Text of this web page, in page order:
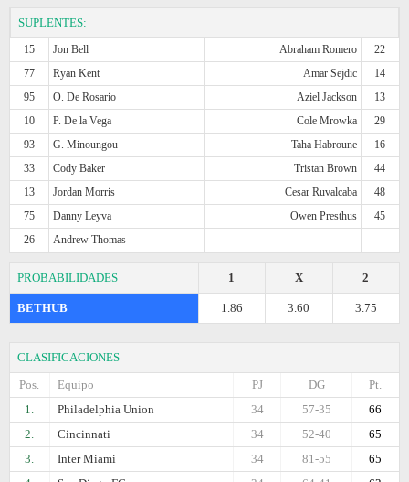
SUPLENTES:
15 Jon Bell Abraham Romero
22
77
Ryan Kent Amar Sejdic
14
95
O. De Rosario Aziel Jackson
13
10
P. De la Vega Cole Mrowka
29
93
G. Minoungou Taha Habroune
16
33
Cody Baker Tristan Brown
44
13
Jordan Morris Cesar Ruvalcaba
48
75
Danny Leyva Owen Presthus
45
26
Andrew Thomas
PROBABILIDADES 2
X
1
BETHUB 3.75
3.60
1.86
CLASIFICACIONES
Pos.
Equipo Pt.
DG
PJ
1.
Philadelphia Union 66
57-35
34
2.
Cincinnati 65
52-40
34
3.
Inter Miami 65
81-55
34